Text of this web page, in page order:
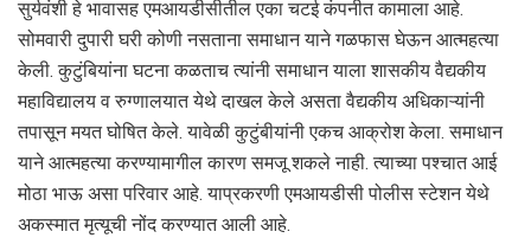
सुर्यवंशी हे भावासह एमआयडीसीतील एका चटई कंपनीत कामाला आहे.
सोमवारी दुपारी घरी कोणी नसताना समाधान याने गळफास घेऊन आत्महत्या
केली. कुटुंबियांना घटना कळताच त्यांनी समाधान याला शासकीय वैद्यकीय
महाविद्यालय व रुग्णालयात येथे दाखल केले असता वैद्यकीय अधिकाऱ्यांनी
तपासून मयत घोषित केले. यावेळी कुटुंबीयांनी एकच आक्रोश केला. समाधान
याने आत्महत्या करण्यामागील कारण समजू शकले नाही. त्याच्या पश्चात आई
मोठा भाऊ असा परिवार आहे. याप्रकरणी एमआयडीसी पोलीस स्टेशन येथे
अकस्मात मृत्यूची नोंद करण्यात आली आहे.